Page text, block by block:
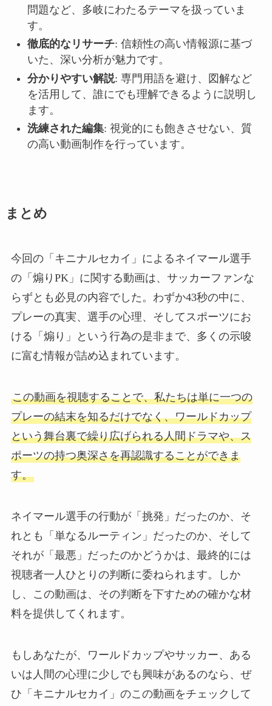
問題など、多岐にわたるテーマを扱っていま
す。
徹底的なリサーチ: 信頼性の高い情報源に基づ
いた、深い分析が魅力です。
分かりやすい解説: 専門用語を避け、図解など
を活用して、誰にでも理解できるように説明し
ます。
洗練された編集: 視覚的にも飽きさせない、質
の高い動画制作を行っています。
まとめ
今回の「キニナルセカイ」によるネイマール選手
の「煽りPK」に関する動画は、サッカーファンな
らずとも必見の内容でした。わずか43秒の中に、
プレーの真実、選手の心理、そしてスポーツにお
ける「煽り」という行為の是非まで、多くの示唆
に富む情報が詰め込まれています。
この動画を視聴することで、私たちは単に一つの
プレーの結末を知るだけでなく、ワールドカップ
という舞台裏で繰り広げられる人間ドラマや、ス
ポーツの持つ奥深さを再認識することができま
す。
ネイマール選手の行動が「挑発」だったのか、そ
れとも「単なるルーティン」だったのか、そして
それが「最悪」だったのかどうかは、最終的には
視聴者一人ひとりの判断に委ねられます。しか
し、この動画は、その判断を下すための確かな材
料を提供してくれます。
もしあなたが、ワールドカップやサッカー、ある
いは人間の心理に少しでも興味があるのなら、ぜ
ひ「キニナルセカイ」のこの動画をチェックして